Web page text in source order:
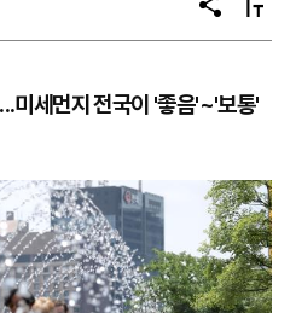
공
유
텍
스
기
미세먼지 전국이 '좋음'~'보통'